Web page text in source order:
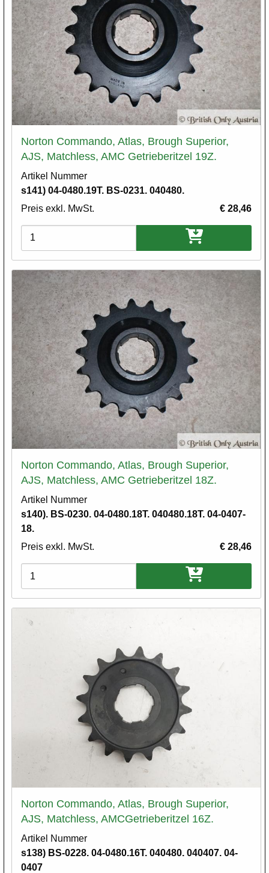
Norton Commando, Atlas, Brough Superior,
AJS, Matchless, AMC Getrieberitzel 19Z.
Artikel Nummer
s141) 04-0480.19T. BS-0231. 040480.
Preis exkl. MwSt.
€ 28,46
Varianten
Norton Commando, Atlas, Brough Superior,
AJS, Matchless, AMC Getrieberitzel 18Z.
Artikel Nummer
s140). BS-0230. 04-0480.18T. 040480.18T. 04-0407-
18.
Preis exkl. MwSt.
€ 28,46
Varianten
Norton Commando, Atlas, Brough Superior,
AJS, Matchless, AMCGetrieberitzel 16Z.
Artikel Nummer
s138) BS-0228. 04-0480.16T. 040480. 040407. 04-
0407